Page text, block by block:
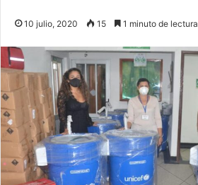
10 julio, 2020 15 1 minuto de lectura